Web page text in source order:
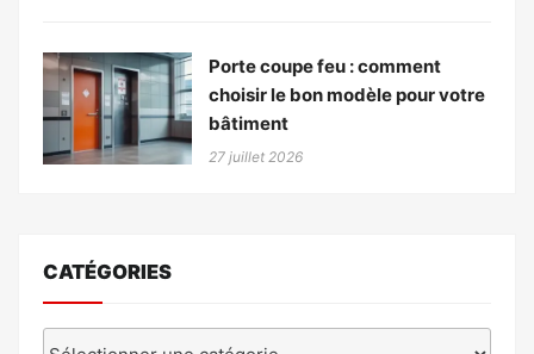
Porte coupe feu : comment
choisir le bon modèle pour votre
bâtiment
27 juillet 2026
CATÉGORIES